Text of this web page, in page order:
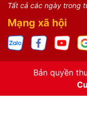
Tất cả các ngày trong
Mạng xã hội
Bản quyền